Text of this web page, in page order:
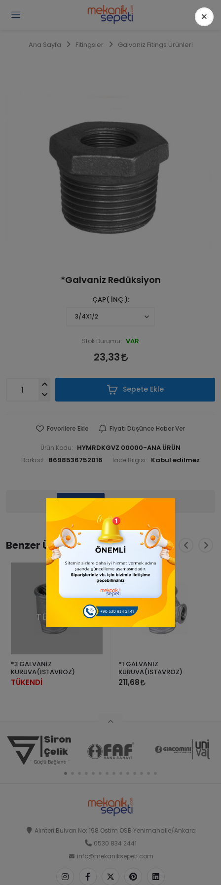
Ana Sayfa Fitingsler Galvaniz Fitings Ürünleri
*Galvaniz Redüksiyon
ÇAP( İNÇ )
Stok Durumu: VAR
23,33
Sepete Ekle
Favorilere Ekle Fiyatı Düşünce Haber Ver
Ürün Kodu: HYMRDKGVZ 00000-ANA ÜRÜN
Barkod: 8698536752016 İade Bilgisi:
Yorumlar
Benzer Ürünler
TÜKENDİ
*3 GALVANİZ
KURUVA(İSTAVROZ)
TÜKENDİ
*1 GALVANİZ
KURUVA(İSTAVROZ)
211,68
Alınteri Bulvarı No: 198 Ostim OSB Yenimahalle/Ankara
0530 834 2441
info@mekaniksepeti.com
×